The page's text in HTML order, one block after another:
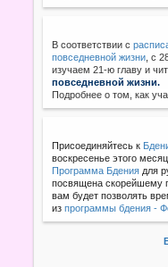
В соответствии с
повседневной жизни с
изучаем 21-ю главу и
повседневной жизни.
Подробнее о том, как
Присоединяйтесь к
воскресенье этого
Программа Бдения для
посвящена скорейшему
вам будет позволять
изпрограммы бдения -